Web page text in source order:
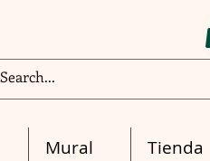
Mural Tienda